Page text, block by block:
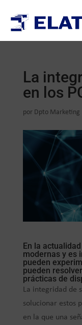
La
en los
por Dpto Marketing
En la
modernas y es
pueden
pueden
prácticas de
La integridad de
solucionar estos
en la que una